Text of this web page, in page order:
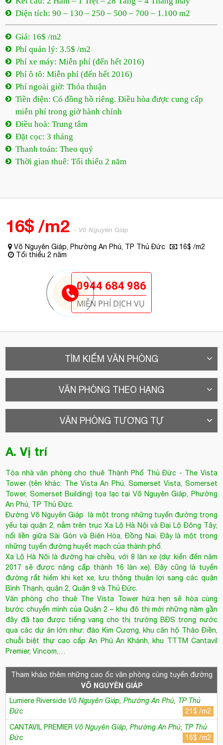
Giá: 16$ /m2
Phí xe máy: Miễn phí (đến hết 2016)
Phí ô tô: Miễn phí (đến hết 2016)
Phí ngoài giờ: Thỏa thuận
Tiền điện: Có đồng hồ riêng. Điều hòa được cung cấp
miễn phí trong giờ hành chính
Điều hoà: Trung tâm
Đặt cọc: 3 tháng
Thanh toán: Theo quý
Thời gian thuê: Tối thiểu 2 năm
Võ Nguyên Giáp, Phường An Phú, TP Thủ Đức
Tối thiểu 2 năm
0944 684 986
MIỄN PHÍ DỊCH VỤ
VĂN PHÒNG THEO HẠNG
VĂN PHÒNG TƯƠNG TỰ
A. Vị trí
Tòa nhà văn phòng cho thuê Thành Phố Thủ Đức
Tower, Somerset Building) tọa lạc tại Võ Nguyên Giáp, Phường
An Phú, TP Thủ Đức.
ĐườngVõ Nguyên Giáplà một trong những tuyến đường trọng
yếu tại quận 2, nằm trên trục Xa Lộ Hà Nội và Đại Lộ Đông Tây;
nối liền giữa Sài Gòn và Biên Hòa, Đồng Nai. Đây là một trong
những tuyến đường huyết mạch của thành phố.
Xa Lộ Hà Nội là đường hai chiều, với 8 làn xe (dự kiến đến năm
2017 sẽ được nâng cấp thành 16 làn xe). Đây cũng là tuyến
đường rất hiếm khi kẹt xe, lưu thông thuận lợi sang các quận
Bình Thạnh, quận 2, Quận 9 và Thủ Đức.
Văn phòng cho thuêThe Vista Towerhứa hẹn sẽ hòa cùng
bước chuyển mình của Quận 2 – khu đô thị mới những năm gần
đây đã tạo được tiếng vang cho thị trường BĐS trong nước
qua các dự án lớn như: đảo Kim Cương, khu căn hộ Thảo Điền,
chuỗi biệt thự cao cấp An Phú An Khánh, khu TTTM Cantavil
Premier, Vincom,…
Tham khảo thêm những cao ốc văn phòng cùng tuyến đường
VÕ NGUYÊN GIÁP
Võ Nguyên Giáp, Phường An Phú, TP Thủ
Đức
21$ /m2
CANTAVIL PREMIER
Võ Nguyên Giáp, Phường An Phú, TP Thủ
Đức
16$ /m2